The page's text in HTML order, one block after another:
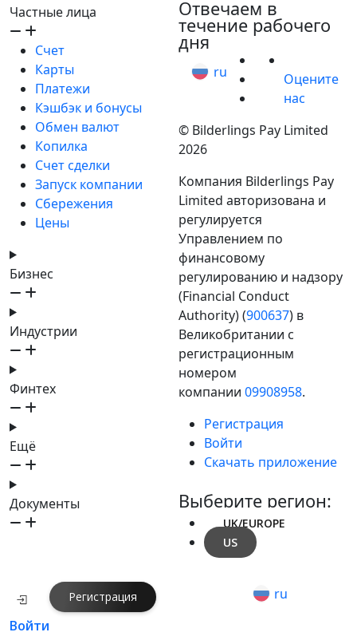
Частные лица
Счет
Карты
Платежи
Кэшбэк и бонусы
Обмен валют
Копилка
Счет сделки
Запуск компании
Сбережения
Цены
Бизнес
Индустрии
Финтех
Ещё
Документы
Отвечаем в
течение рабочего
дня
ru
Оцените
нас
© Bilderlings Pay Limited
2026
Компания Bilderlings Pay
Limited авторизована и
регулируется
Управлением по
финансовому
регулированию и надзору
(Financial Conduct
Authority) (900637) в
Великобритании с
регистрационным
номером
компании 09908958.
Регистрация
Войти
Скачать приложение
Выберите регион:
UK/EUROPE
US
Войти
Регистрация ru